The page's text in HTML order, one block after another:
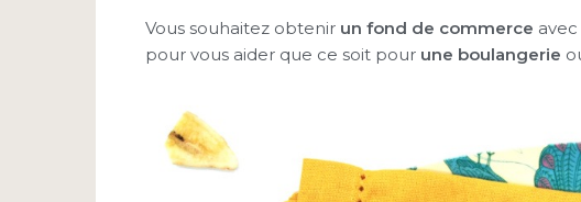
Vous souhaitez obtenir un fond de commerce
pour vous aider que ce soit pour une boulangerie